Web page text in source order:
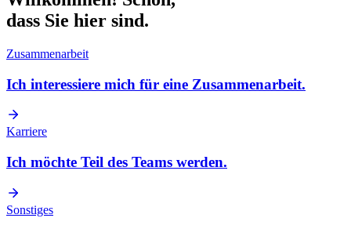
dass Sie hier sind.
Zusammenarbeit
Ich interessiere mich für eine Zusammenarbeit.
Karriere
Ich möchte Teil des Teams werden.
Sonstiges